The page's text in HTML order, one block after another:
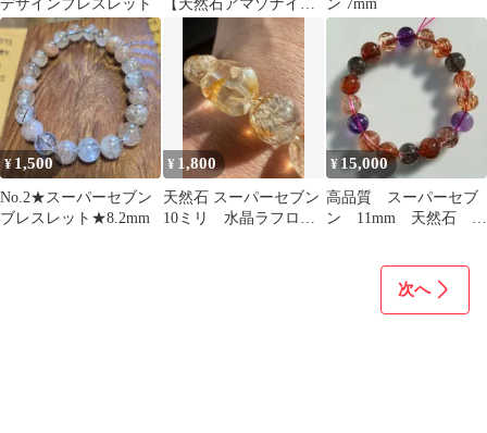
デザインブレスレット
【天然石アマゾナイト×
スーパーセブン】
ン 7mm
¥1,500
No.2★スーパーセブン
ブレスレット★8.2mm
¥ 1,800
天然石 スーパーセブン
10ミリ 水晶ラフロッ
¥ 15,000
高品質 スーパーセブ
ン 11mm 天然石 ブ
次へ